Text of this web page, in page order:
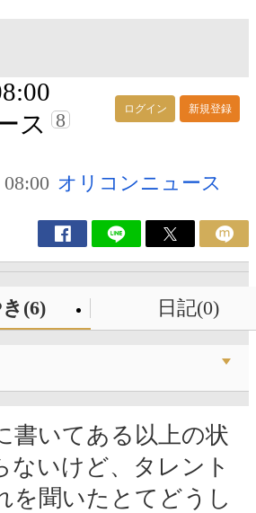
ログイン 新規登録
ス
8
オリコンニュース
(6) 日記(0)
書いてある以上の状
ないけど、タレント
を聞いたとてどうし